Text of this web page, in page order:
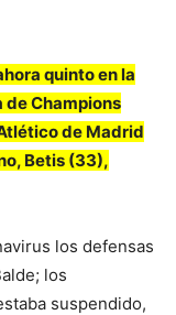
quinto en la
de Champions
de Madrid
Betis (33),
los defensas
los
suspendido,